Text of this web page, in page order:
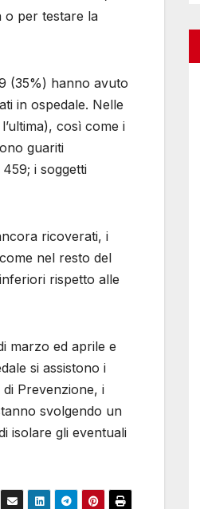
o per testare la
(35%) hanno avuto
in ospedale. Nelle
così come i
guariti
i soggetti
ricoverati, i
nel resto del
rispetto alle
marzo ed aprile e
si assistono i
Prevenzione, i
svolgendo un
isolare gli eventuali